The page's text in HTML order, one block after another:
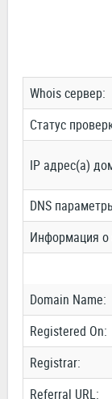
Whois сервер:
Статус
IP адрес(а)
DNS
Информация о
Domain Name:
Registered On:
Registrar:
Referral URL: